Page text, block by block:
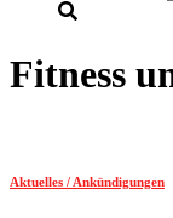
Fitness
Aktuelles / Ankündigungen